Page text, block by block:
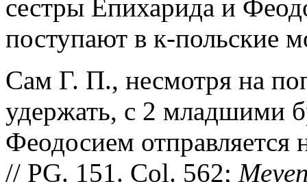
сестры Епихарида и
поступают в к-польские
Сам Г. П., несмотря на
удержать, с 2 младшими
Феодосием отправляется
// PG. 151. Col. 562;